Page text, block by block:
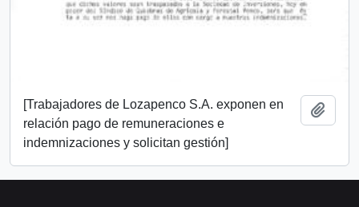
[Trabajadores de Lozapenco S.A. exponen en
relación pago de remuneraciones e
indemnizaciones y solicitan gestión]